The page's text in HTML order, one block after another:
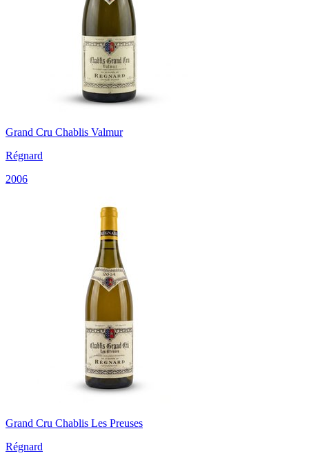
Grand Cru Chablis Valmur
Régnard
2006
Grand Cru Chablis Les Preuses
Régnard